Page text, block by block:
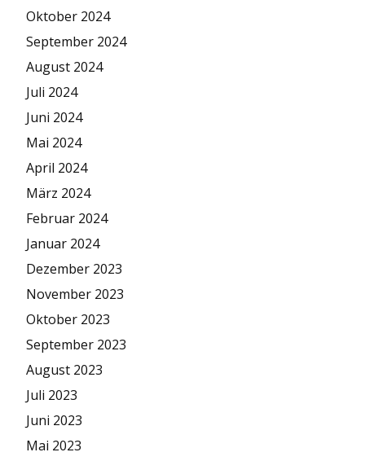
Oktober 2024
September 2024
August 2024
Juli 2024
Juni 2024
Mai 2024
April 2024
März 2024
Februar 2024
Januar 2024
Dezember 2023
November 2023
Oktober 2023
September 2023
August 2023
Juli 2023
Juni 2023
Mai 2023